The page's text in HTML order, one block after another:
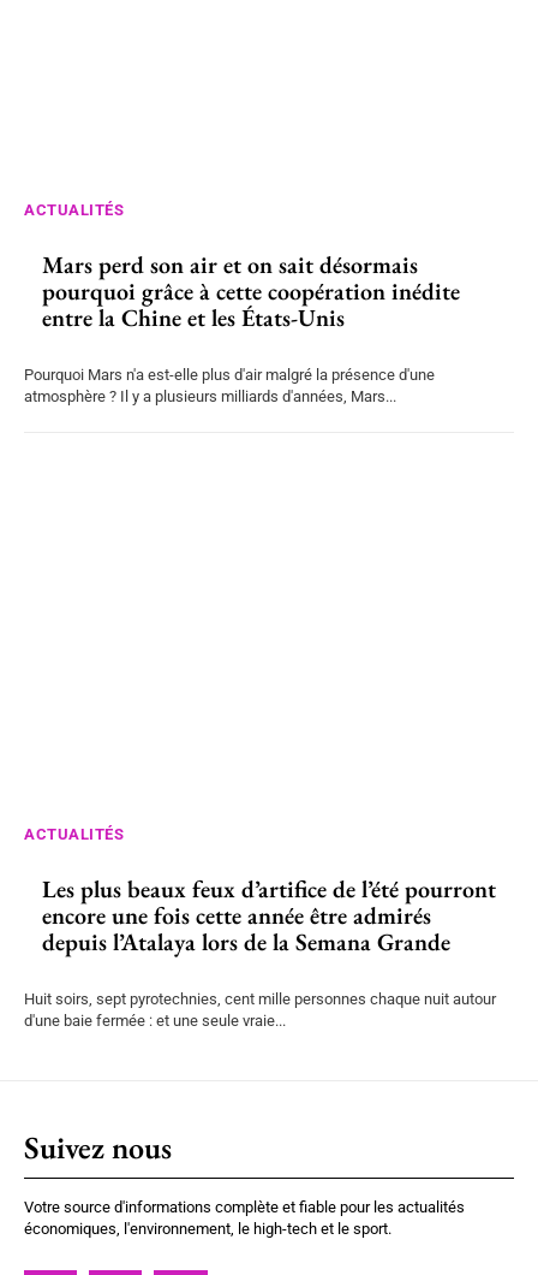
ACTUALITÉS
Mars perd son air et on sait désormais
pourquoi grâce à cette coopération inédite
entre la Chine et les États-Unis
Pourquoi Mars n'a est-elle plus d'air malgré la présence d'une
atmosphère ? Il y a plusieurs milliards d'années, Mars...
ACTUALITÉS
Les plus beaux feux d’artifice de l’été pourront
encore une fois cette année être admirés
depuis l’Atalaya lors de la Semana Grande
Huit soirs, sept pyrotechnies, cent mille personnes chaque nuit autour
d'une baie fermée : et une seule vraie...
Suivez nous
Votre source d'informations complète et fiable pour les actualités
économiques, l'environnement, le high-tech et le sport.